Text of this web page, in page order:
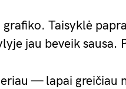
grafiko. Taisyklė
jau beveik sausa.
— lapai greičiau